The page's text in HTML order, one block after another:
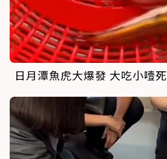
日月潭魚虎大爆發 大吃小噎死